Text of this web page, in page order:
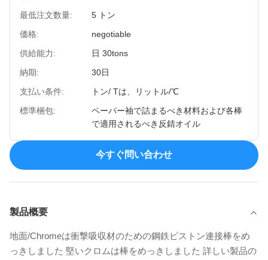
最低注文数量:
5 トン
価格:
negotiable
供給能力:
日 30tons
納期:
30日
支払い条件:
トン/ Tは、リットル/℃
標準梱包:
ペーパー袖で詰まるべき材料および各棒
で適用されるべき反錆オイル
今すぐ問い合わせ
製品概要
地面/Chromeは衝撃吸収材のための鋼鉄ピストン連接棒をめ
っきしました 堅いクロムは棒をめっきしました 詳しい製品の